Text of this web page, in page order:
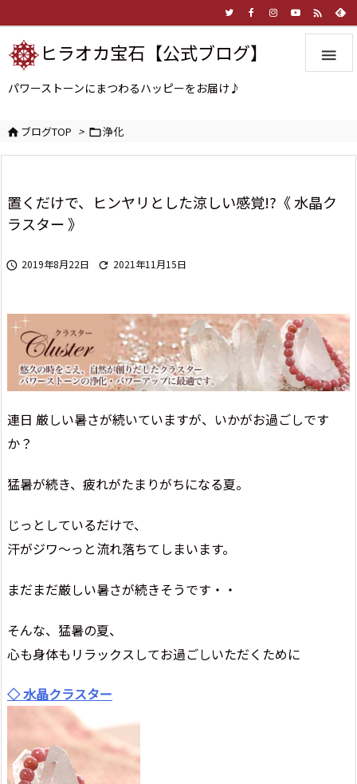


ヒラオカ宝石【公式ブログ】
パワーストーンにまつわるハッピーをお届け♪
ブログTOP > 浄化
置くだけで、ヒンヤリとした涼しい感覚!?《 水晶ク
ラスター 》
 2019年8月22日  2021年11月15日
連日 厳しい暑さが続いていますが、いかがお過ごしです
か？
猛暑が続き、疲れがたまりがちになる夏。
じっとしているだけで、
汗がジワ～っと流れ落ちてしまいます。
まだまだ厳しい暑さが続きそうです・・
そんな、猛暑の夏、
心も身体もリラックスしてお過ごしいただくために
◇ 水晶クラスター